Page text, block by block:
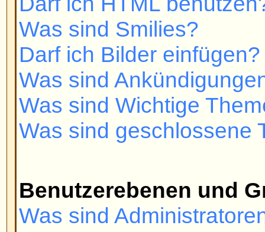
Private Nachrichten
Ich kann keine Privaten
Ich erhalte dauernd ungewollte
Ich habe eine Spam- oder
jemandem auf diesem Board
Who wrote this bulletin board?
Why isn't X feature available?
Who do I contact about abusive